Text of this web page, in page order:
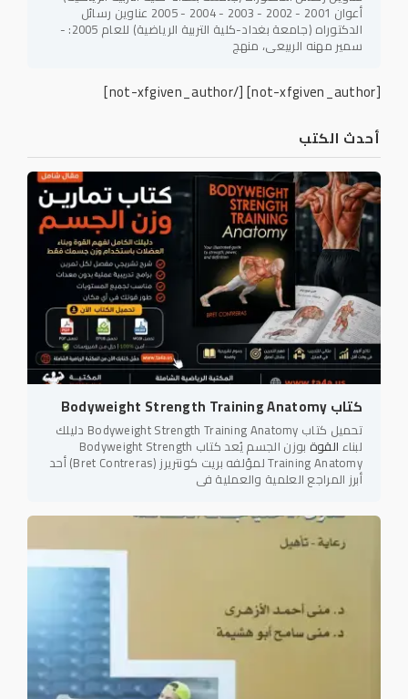
أحدث الكتب
كتاب Bodyweight Strength Training Anatomy
تحميل كتاب Bodyweight Strength Training Anatomy دليلك
لبناء القوة بوزن الجسم يُعد كتاب Bodyweight Strength
Training Anatomy لمؤلفه بريت كونتريرز (Bret Contreras) أحد
أبرز المراجع العلمية والعملية في
أعوان 2001 - 2002 - 2003 - 2004 - 2005 عناوين رسائل
الدكتوراه (جامعة بغداد-كلية التربية الرياضية) للعام 2005: -
سمير مهنه الربيعي، منهج
[not-xfgiven_author]
[/not-xfgiven_author]